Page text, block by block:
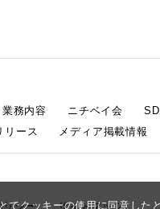
でクッキーの使用に同意した
業務内容 ニチベイ会
リース メディア掲載情報
リシー サイトマップ